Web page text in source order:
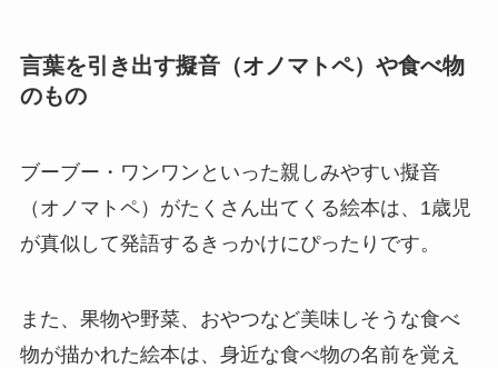
言葉を引き出す擬音（オノマトペ）や食べ物
のもの
ブーブー・ワンワンといった親しみやすい擬音
（オノマトペ）がたくさん出てくる絵本は、1歳児
が真似して発語するきっかけにぴったりです。
また、果物や野菜、おやつなど美味しそうな食べ
物が描かれた絵本は、身近な食べ物の名前を覚え